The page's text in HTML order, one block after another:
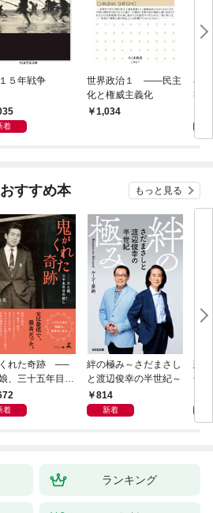
５年戦争
着
世界政治１ ――民主
化と権威主義化
1,034
石
導
すすめ本 もっと見る
くれた奇跡 ──
、三十五年目の
着
絆の極み～さだまさし
と渡辺俊幸の半世紀～
814
新着
悲
子
ランキング